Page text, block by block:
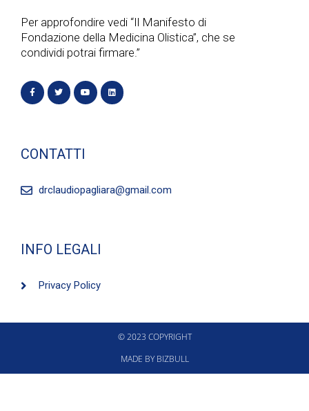
Per approfondire vedi “Il Manifesto di
Fondazione della Medicina Olistica”, che se
condividi potrai firmare.”
CONTATTI
drclaudiopagliara@gmail.com
INFO LEGALI
Privacy Policy
© 2023 COPYRIGHT
MADE BY BIZBULL